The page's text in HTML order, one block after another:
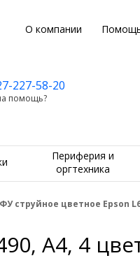
О компании
227-58-20
помощь?
Периферия и
оргтехника
струйное цветное Epson
A4, 4